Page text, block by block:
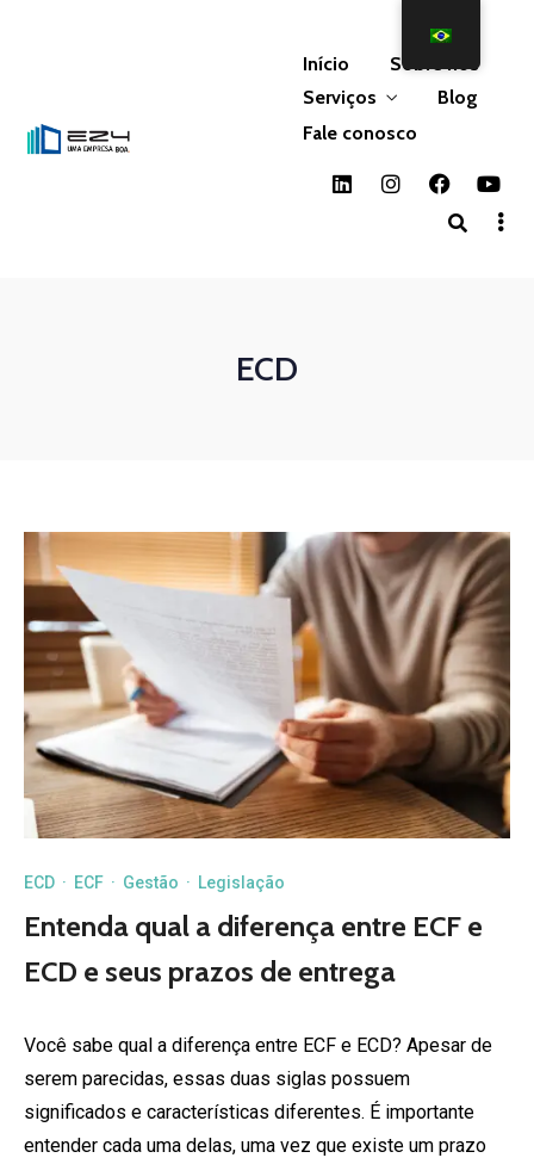
Início
Sobre nós
Serviços
Blog
Fale conosco
ECD
ECD · ECF · Gestão · Legislação
Entenda qual a diferença entre ECF e
ECD e seus prazos de entrega
Você sabe qual a diferença entre ECF e ECD? Apesar de
serem parecidas, essas duas siglas possuem
significados e características diferentes. É importante
entender cada uma delas, uma vez que existe um prazo